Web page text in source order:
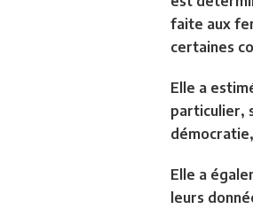
faite aux
certaines
Elle a
particulier,
Elle a
leurs